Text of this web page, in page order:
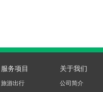
服务项目
旅游出行
关于我们
公司简介